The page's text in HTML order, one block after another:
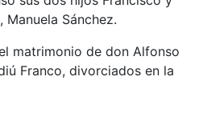
Sánchez.
matrimonio de don Alfonso
Franco, divorciados en la